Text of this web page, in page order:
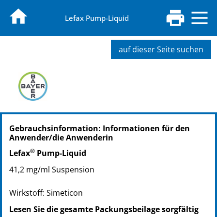
Lefax Pump-Liquid
auf dieser Seite suchen
PZN: 02563842
PPN: 110256384267
NTIN: 04150025638422
PZN: 02563865
PPN: 110256386523
NTIN: 04150025638651
Gebrauchsinformation: Informationen für den
Anwender/die Anwenderin
Lefax® Pump-Liquid
41,2 mg/ml Suspension
Wirkstoff: Simeticon
Lesen Sie die gesamte Packungsbeilage sorgfältig